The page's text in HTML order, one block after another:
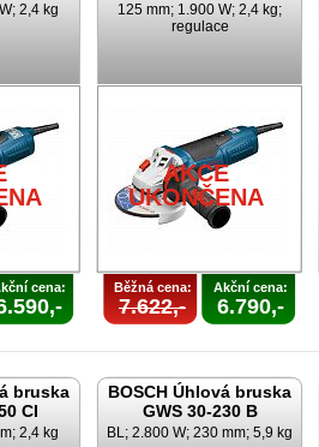
2,4 kg
cena:
125 mm; 1.900 W; 2,4 kg;
regulace
AKCE
UKONČENA
Běžná cena:
7.622,-
Akční cena:
6.790,-
bruska
CI
2,4 kg
BOSCH Úhlová bruska
GWS 30-230 B
BL; 2.800 W; 230 mm; 5,9 kg